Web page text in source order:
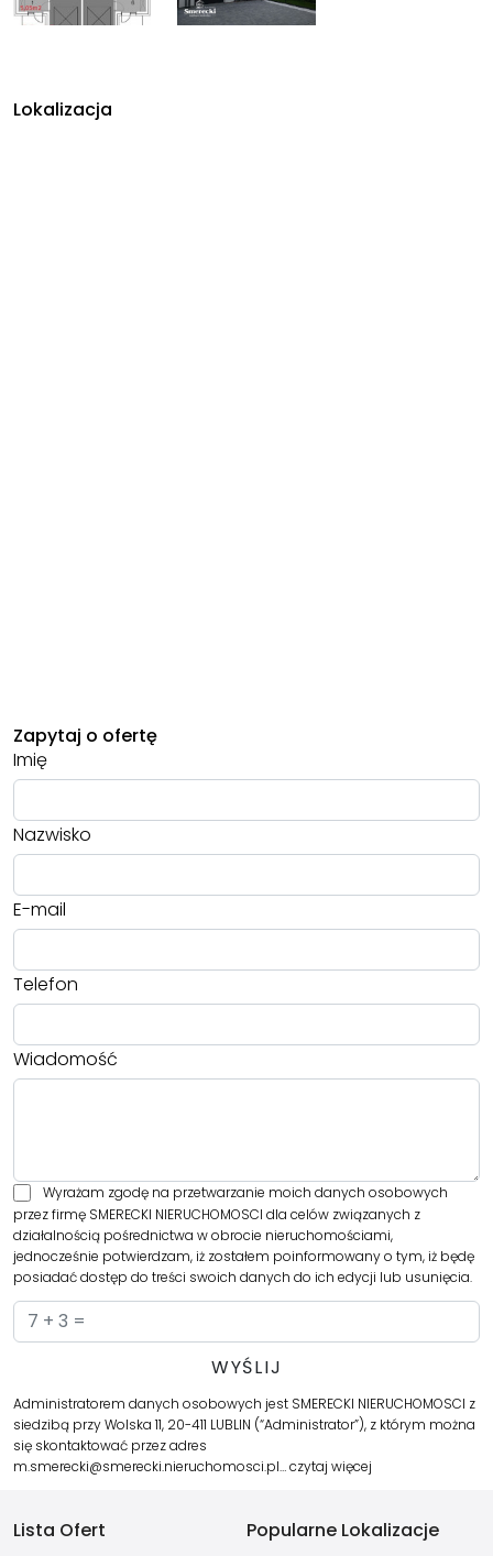
Lokalizacja
Zapytaj o ofertę
Imię
Nazwisko
E-mail
Telefon
Wiadomość
Wyrażam zgodę na przetwarzanie moich danych osobowych
przez firmę SMERECKI NIERUCHOMOSCI dla celów związanych z
działalnością pośrednictwa w obrocie nieruchomościami,
jednocześnie potwierdzam, iż zostałem poinformowany o tym, iż będę
posiadać dostęp do treści swoich danych do ich edycji lub usunięcia.
Administratorem danych osobowych jest SMERECKI NIERUCHOMOSCI z
siedzibą przy Wolska 11, 20-411 LUBLIN (“Administrator”), z którym można
się skontaktować przez adres
m.smerecki@smerecki.nieruchomosci.pl…czytaj więcej
Lista Ofert
Popularne Lokalizacje